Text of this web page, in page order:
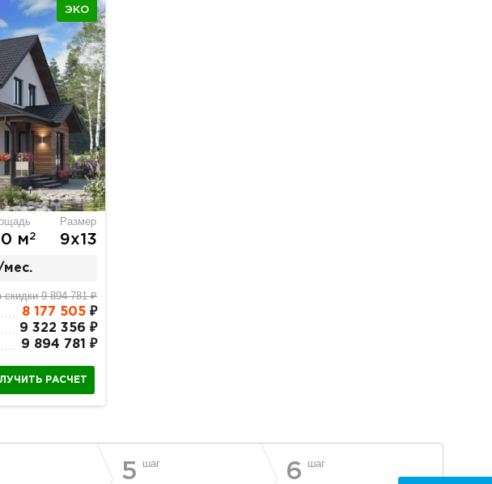
ЭКО
м2
Размер
9х13
мес.
скидки 9 894 781 ₽
8 177 505 ₽
9 322 356 ₽
9 894 781 ₽
РАСЧЕТ
5 шаг 6 шаг